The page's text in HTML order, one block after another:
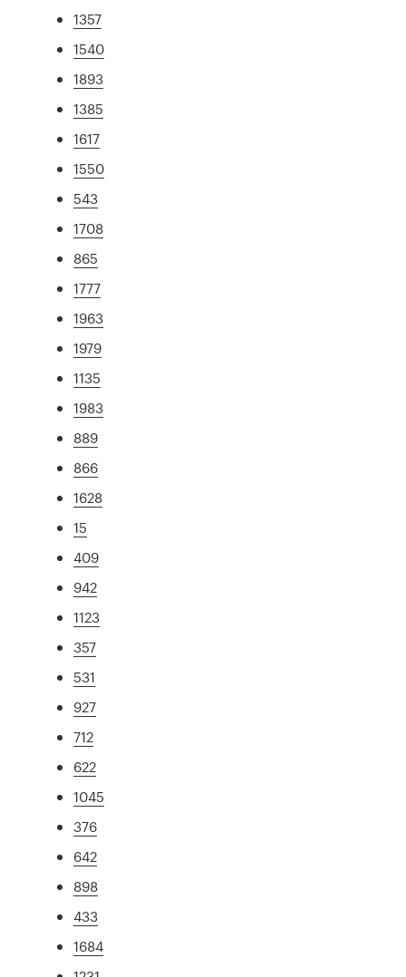
1357
1540
1893
1385
1617
1550
543
1708
865
1777
1963
1979
1135
1983
889
866
1628
15
409
942
1123
357
531
927
712
622
1045
376
642
898
433
1684